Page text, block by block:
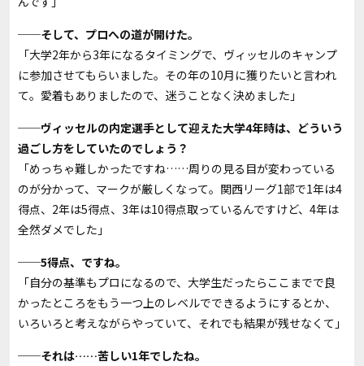
──そして、プロへの道が開けた。
「大学2年から3年になるタイミングで、ヴィッセルのキャンプ
に参加させてもらいました。その年の10月に獲りたいと言われ
て。愛着もありましたので、迷うことなく決めました」
──ヴィッセルの内定選手として迎えた大学4年時は、どういう
過ごし方をしていたのでしょう？
「めっちゃ難しかったですね……周りの見る目が変わっている
のが分かって、マークが厳しくなって。関西リーグ1部で1年は4
得点、2年は5得点、3年は10得点取っているんですけど、4年は
全然ダメでした」
──5得点、ですね。
「自分の基準もプロになるので、大学生だったらここまでで良
かったところをもう一つ上のレベルでできるようにするとか、
いろいろと考えながらやっていて、それでも結果が残せなくて」
──それは……苦しい1年でしたね。